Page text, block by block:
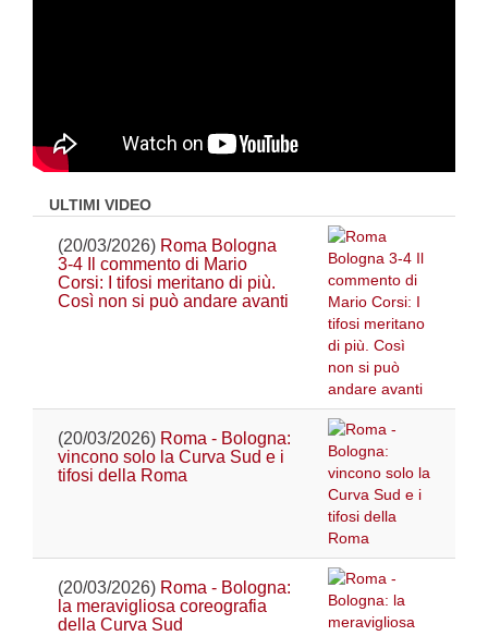
ULTIMI VIDEO
(20/03/2026) Roma Bologna
3-4 Il commento di Mario
Corsi: I tifosi meritano di più.
Così non si può andare avanti
(20/03/2026) Roma - Bologna:
vincono solo la Curva Sud e i
tifosi della Roma
(20/03/2026) Roma - Bologna:
la meravigliosa coreografia
della Curva Sud